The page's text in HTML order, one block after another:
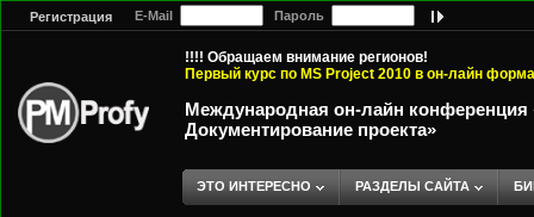
Регистрация E-Mail Пароль
!!!! Обращаем внимание регионов!
Первый курс по MS Project 2010 в он-лайн
Международная он-лайн конференция
Документирование проекта»
ЭТО ИНТЕРЕСНО РАЗДЕЛЫ САЙТА